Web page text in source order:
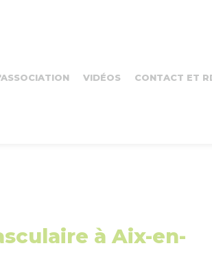
VIDÉOS CONTACT ET
à Aix-en-